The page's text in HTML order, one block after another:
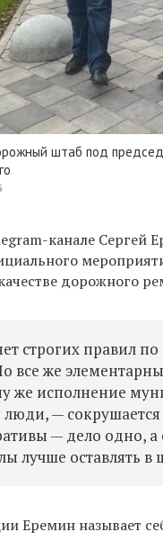
штаб под
канале Сергей
дорожного
строгих правил
все же
же исполнение
люди, —
— дело одно,
лучше оставлять
Еремин называет